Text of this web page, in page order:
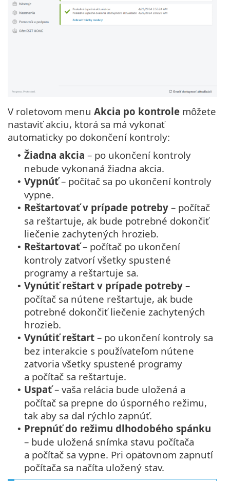
V roletovom menu Akcia po kontrole môžete
nastaviť akciu, ktorá sa má vykonať
automaticky po dokončení kontroly:
• Žiadna akcia – po ukončení kontroly
nebude vykonaná žiadna akcia.
• Vypnúť– počítač sa po ukončení kontroly
vypne.
• Reštartovať v prípade potreby – počítač
sa reštartuje, ak bude potrebné dokončiť
liečenie zachytených hrozieb.
• Reštartovať– počítač po ukončení
kontroly zatvorí všetky spustené
programy a reštartuje sa.
• Vynútiť reštart v prípade potreby –
počítač sa nútene reštartuje, ak bude
potrebné dokončiť liečenie zachytených
hrozieb.
• Vynútiť reštart – po ukončení kontroly sa
bez interakcie s používateľom nútene
zatvoria všetky spustené programy
a počítač sa reštartuje.
• Uspať– vaša relácia bude uložená a
počítač sa prepne do úsporného režimu,
tak aby sa dal rýchlo zapnúť.
• Prepnúť do režimu dlhodobého spánku
– bude uložená snímka stavu počítača
a počítač sa vypne. Pri opätovnom zapnutí
počítača sa načíta uložený stav.